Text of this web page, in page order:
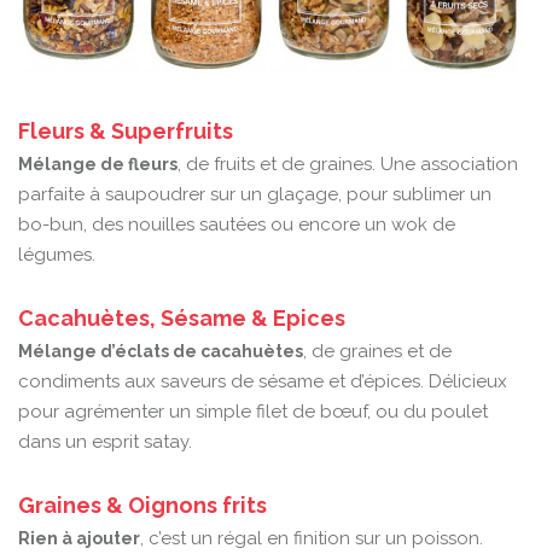
Fleurs & Superfruits
Mélange de fleurs, de fruits et de graines. Une association
parfaite à saupoudrer sur un glaçage, pour sublimer un
bo-bun, des nouilles sautées ou encore un wok de
légumes.
Cacahuètes, Sésame & Epices
Mélange d’éclats de cacahuètes, de graines et de
condiments aux saveurs de sésame et d’épices. Délicieux
pour agrémenter un simple filet de bœuf, ou du poulet
dans un esprit satay.
Graines & Oignons frits
Rien à ajouter, c’est un régal en finition sur un poisson.